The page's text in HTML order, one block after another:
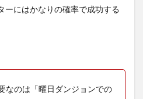
ーにはかなりの確率で成功する
なのは「曜日ダンジョンでの